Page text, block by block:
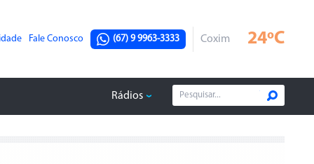
Fale Conosco (67) 9 9963-3333 Coxim 24ºC
Rádios